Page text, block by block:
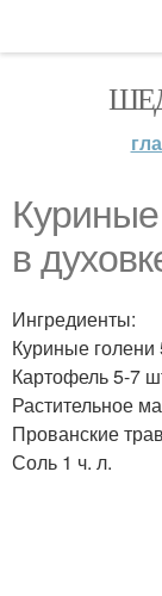
в
Ингредиенты:
Куриные голени
Картофель 5-7
Растительное
Прованские
Соль 1 ч. л.